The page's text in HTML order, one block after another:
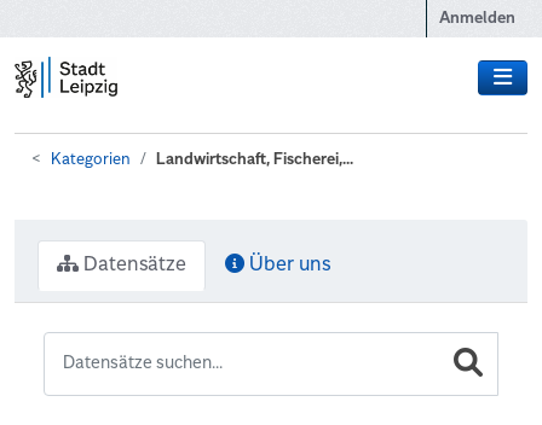
Anmelden
Kategorien Landwirtschaft, Fischerei,...
Datensätze Über uns